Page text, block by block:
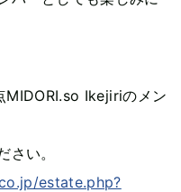
MIDORI.so Ikejiriのメン
さい。
estate.php?